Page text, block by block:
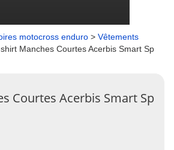
motocross enduro > Vêtements
Manches Courtes Acerbis Smart Sp
Courtes Acerbis Smart Sp